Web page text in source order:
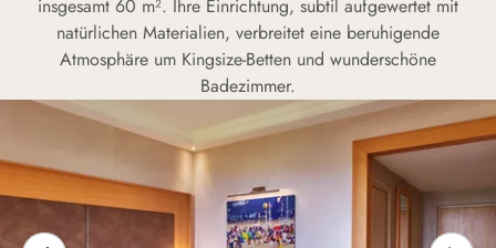
insgesamt 60 m². Ihre Einrichtung, subtil aufgewertet mit
natürlichen Materialien, verbreitet eine beruhigende
Atmosphäre um Kingsize-Betten und wunderschöne
Badezimmer.